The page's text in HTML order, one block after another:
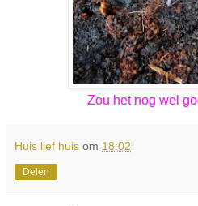
Zou het nog wel
Huis lief huis om 18:02
Delen